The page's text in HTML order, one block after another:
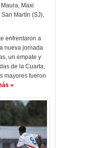
Maura, Maxi
San Martín (SJ),
enfrentaron a
nueva jornada
un empate y
de la Cuarta,
mayores fueron
»